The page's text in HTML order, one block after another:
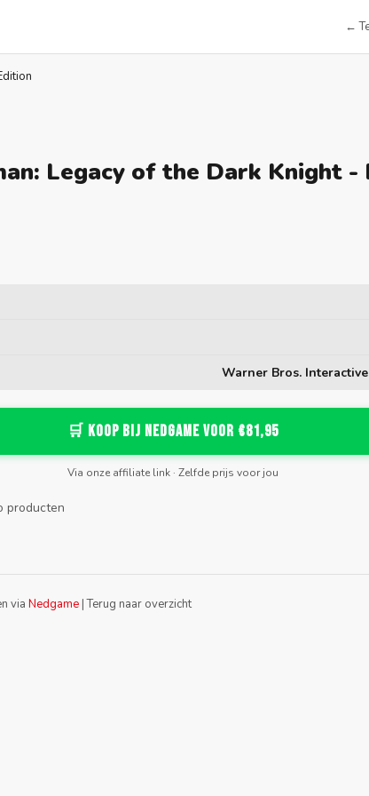
←
Legacy of the Dark Knight -
Warner Bros.
🛒 Koop bij Nedgame voor €81,95
Via onze affiliate link · Zelfde prijs voor jou
producten
via Nedgame|Terug naar overzicht